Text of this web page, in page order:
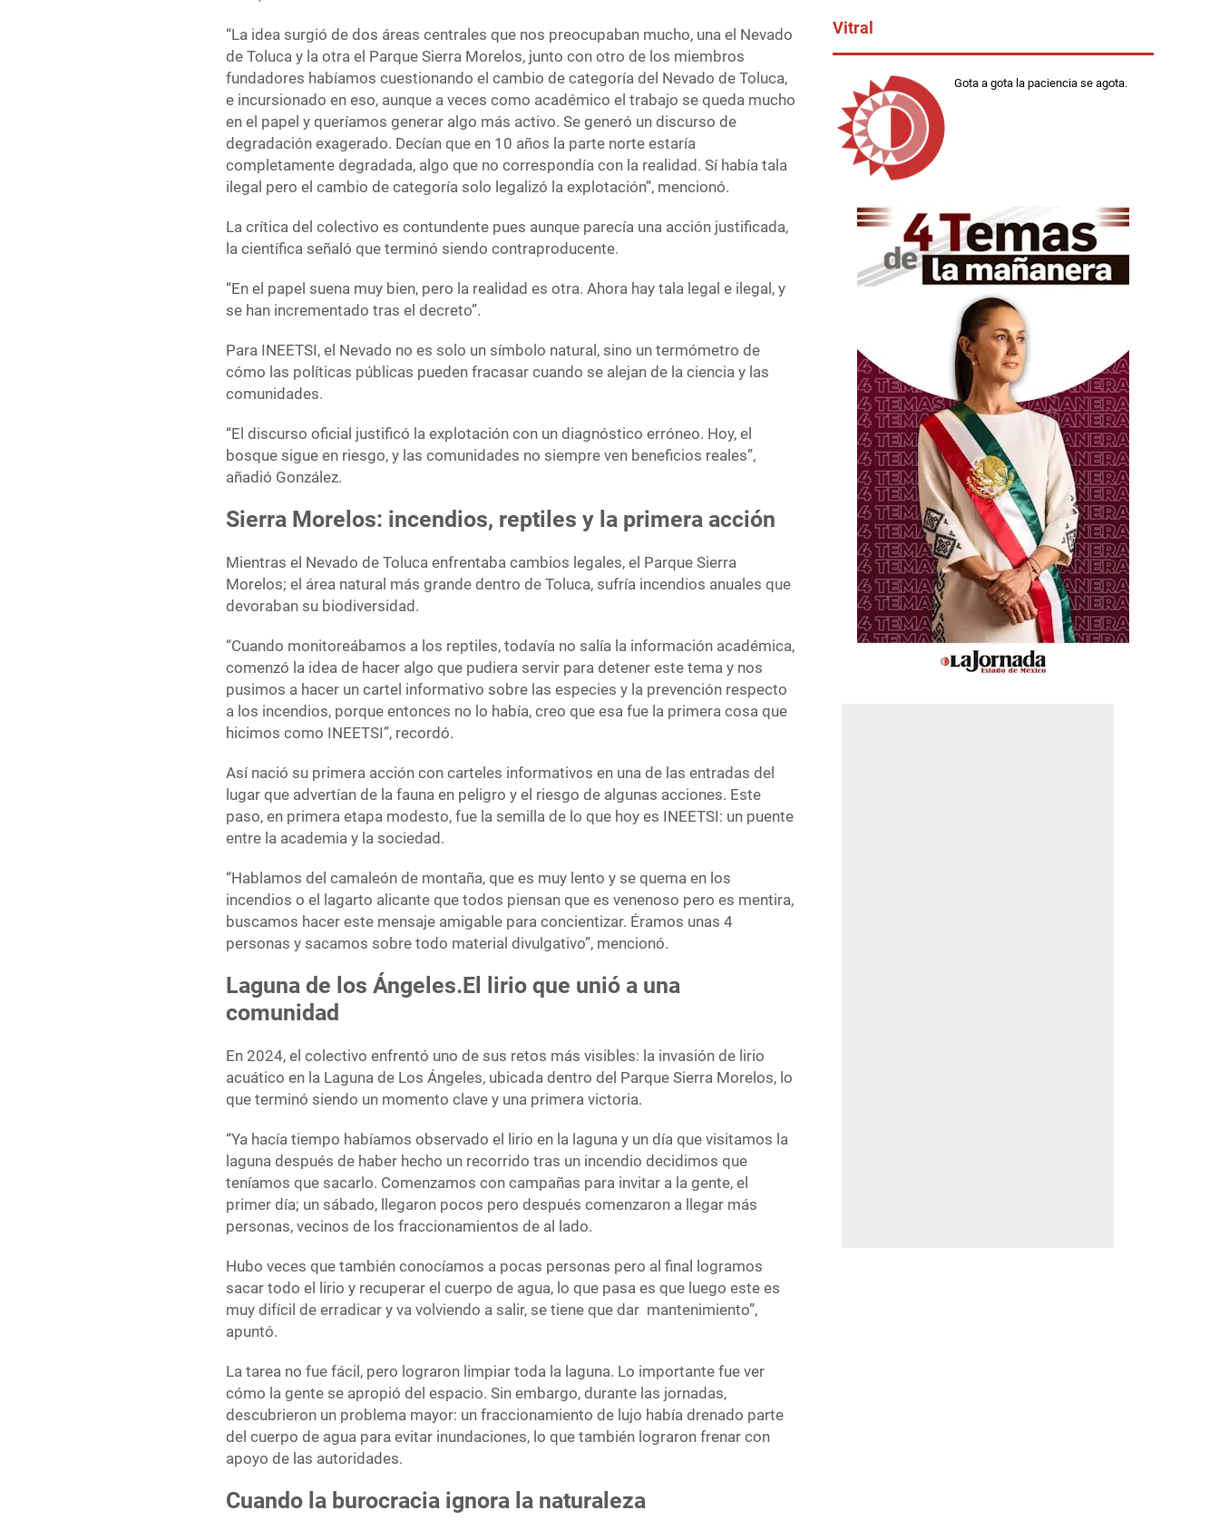
“La idea surgió de dos áreas centrales que nos preocupaban mucho, una el Nevado
de Toluca y la otra el Parque Sierra Morelos, junto con otro de los miembros
fundadores habíamos cuestionando el cambio de categoría del Nevado de Toluca,
e incursionado en eso, aunque a veces como académico el trabajo se queda mucho
en el papel y queríamos generar algo más activo. Se generó un discurso de
degradación exagerado. Decían que en 10 años la parte norte estaría
completamente degradada, algo que no correspondía con la realidad. Sí había tala
ilegal pero el cambio de categoría solo legalizó la explotación”, mencionó.
La crítica del colectivo es contundente pues aunque parecía una acción justificada,
la científica señaló que terminó siendo contraproducente.
“En el papel suena muy bien, pero la realidad es otra. Ahora hay tala legal e ilegal, y
se han incrementado tras el decreto”.
Para INEETSI, el Nevado no es solo un símbolo natural, sino un termómetro de
cómo las políticas públicas pueden fracasar cuando se alejan de la ciencia y las
comunidades.
“El discurso oficial justificó la explotación con un diagnóstico erróneo. Hoy, el
bosque sigue en riesgo, y las comunidades no siempre ven beneficios reales”,
añadió González.
Sierra Morelos: incendios, reptiles y la primera acción
Mientras el Nevado de Toluca enfrentaba cambios legales, el Parque Sierra
Morelos; el área natural más grande dentro de Toluca, sufría incendios anuales que
devoraban su biodiversidad.
“Cuando monitoreábamos a los reptiles, todavía no salía la información académica,
comenzó la idea de hacer algo que pudiera servir para detener este tema y nos
pusimos a hacer un cartel informativo sobre las especies y la prevención respecto
a los incendios, porque entonces no lo había, creo que esa fue la primera cosa que
hicimos como INEETSI”, recordó.
Así nació su primera acción con carteles informativos en una de las entradas del
lugar que advertían de la fauna en peligro y el riesgo de algunas acciones. Este
paso, en primera etapa modesto, fue la semilla de lo que hoy es INEETSI: un puente
entre la academia y la sociedad.
“Hablamos del camaleón de montaña, que es muy lento y se quema en los
incendios o el lagarto alicante que todos piensan que es venenoso pero es mentira,
buscamos hacer este mensaje amigable para concientizar. Éramos unas 4
personas y sacamos sobre todo material divulgativo”, mencionó.
Laguna de los Ángeles.El lirio que unió a una
comunidad
En 2024, el colectivo enfrentó uno de sus retos más visibles: la invasión de lirio
acuático en la Laguna de Los Ángeles, ubicada dentro del Parque Sierra Morelos, lo
que terminó siendo un momento clave y una primera victoria.
“Ya hacía tiempo habíamos observado el lirio en la laguna y un día que visitamos la
laguna después de haber hecho un recorrido tras un incendio decidimos que
teníamos que sacarlo. Comenzamos con campañas para invitar a la gente, el
primer día; un sábado, llegaron pocos pero después comenzaron a llegar más
personas, vecinos de los fraccionamientos de al lado.
Hubo veces que también conocíamos a pocas personas pero al final logramos
sacar todo el lirio y recuperar el cuerpo de agua, lo que pasa es que luego este es
muy difícil de erradicar y va volviendo a salir, se tiene que dar mantenimiento”,
apuntó.
La tarea no fue fácil, pero lograron limpiar toda la laguna. Lo importante fue ver
cómo la gente se apropió del espacio. Sin embargo, durante las jornadas,
descubrieron un problema mayor: un fraccionamiento de lujo había drenado parte
del cuerpo de agua para evitar inundaciones, lo que también lograron frenar con
apoyo de las autoridades.
Cuando la burocracia ignora la naturaleza
Vitral
Gota a gota la paciencia se agota.